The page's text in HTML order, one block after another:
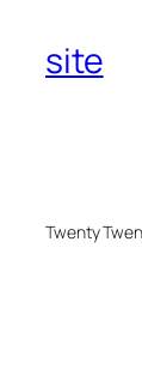
site
Twenty